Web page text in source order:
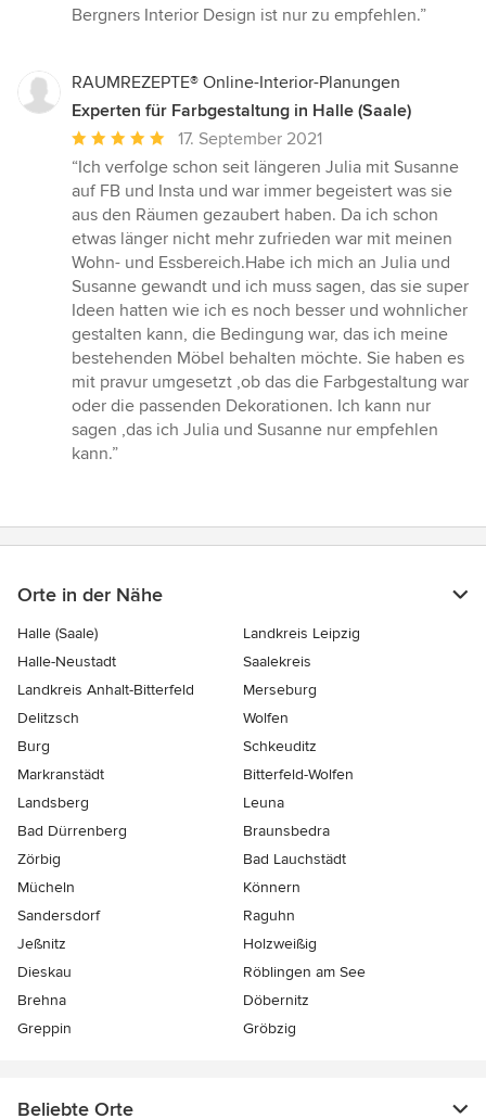
Bergners Interior Design ist nur zu empfehlen.”
RAUMREZEPTE® Online-Interior-Planungen
Experten für Farbgestaltung in Halle (Saale)
Durchschnittliche
Bewertung:
5
von
5
Sternen
17. September 2021
“Ich verfolge schon seit längeren Julia mit Susanne
auf FB und Insta und war immer begeistert was sie
aus den Räumen gezaubert haben. Da ich schon
etwas länger nicht mehr zufrieden war mit meinen
Wohn- und Essbereich.Habe ich mich an Julia und
Susanne gewandt und ich muss sagen, das sie super
Ideen hatten wie ich es noch besser und wohnlicher
gestalten kann, die Bedingung war, das ich meine
bestehenden Möbel behalten möchte. Sie haben es
mit pravur umgesetzt ,ob das die Farbgestaltung war
oder die passenden Dekorationen. Ich kann nur
sagen ,das ich Julia und Susanne nur empfehlen
kann.”
Orte in der Nähe
Halle (Saale)
Landkreis Leipzig
Halle-Neustadt
Saalekreis
Landkreis Anhalt-Bitterfeld
Merseburg
Delitzsch
Wolfen
Burg
Schkeuditz
Markranstädt
Bitterfeld-Wolfen
Landsberg
Leuna
Bad Dürrenberg
Braunsbedra
Zörbig
Bad Lauchstädt
Mücheln
Könnern
Sandersdorf
Raguhn
Jeßnitz
Holzweißig
Dieskau
Röblingen am See
Brehna
Döbernitz
Greppin
Gröbzig
Beliebte Orte